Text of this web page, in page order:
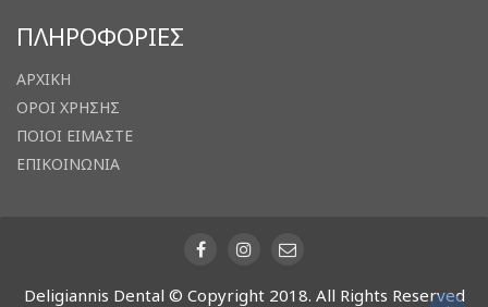
ΠΛΗΡΟΦΟΡΙΕΣ
ΑΡΧΙΚΗ
ΟΡΟΙ ΧΡΗΣΗΣ
ΠΟΙΟΙ ΕΙΜΑΣΤΕ
ΕΠΙΚΟΙΝΩΝΙΑ
Deligiannis Dental © Copyright 2018. All Rights Reserved